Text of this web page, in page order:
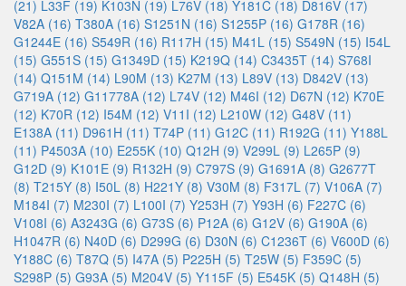
(21) L33F (19) K103N (19) L76V (18) Y181C (18) D816V (17)
V82A (16) T380A (16) S1251N (16) S1255P (16) G178R (16)
G1244E (16) S549R (16) R117H (15) M41L (15) S549N (15) I54L
(15) G551S (15) G1349D (15) K219Q (14) C3435T (14) S768I
(14) Q151M (14) L90M (13) K27M (13) L89V (13) D842V (13)
G719A (12) G11778A (12) L74V (12) M46I (12) D67N (12) K70E
(12) K70R (12) I54M (12) V11I (12) L210W (12) G48V (11)
E138A (11) D961H (11) T74P (11) G12C (11) R192G (11) Y188L
(11) P4503A (10) E255K (10) Q12H (9) V299L (9) L265P (9)
G12D (9) K101E (9) R132H (9) C797S (9) G1691A (8) G2677T
(8) T215Y (8) I50L (8) H221Y (8) V30M (8) F317L (7) V106A (7)
M184I (7) M230I (7) L100I (7) Y253H (7) Y93H (6) F227C (6)
V108I (6) A3243G (6) G73S (6) P12A (6) G12V (6) G190A (6)
H1047R (6) N40D (6) D299G (6) D30N (6) C1236T (6) V600D (6)
Y188C (6) T87Q (5) I47A (5) P225H (5) T25W (5) F359C (5)
S298P (5) G93A (5) M204V (5) Y115F (5) E545K (5) Q148H (5)